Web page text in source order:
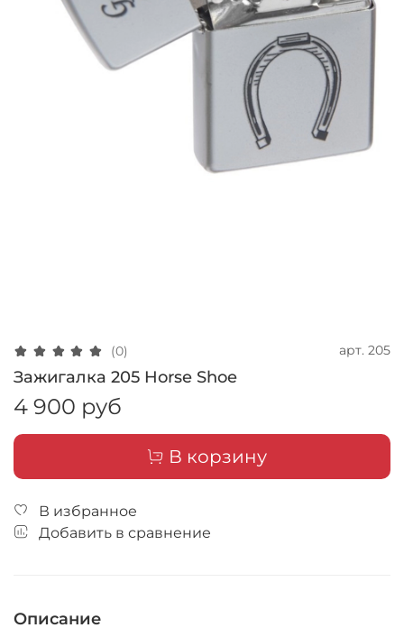
(0) арт. 205
Зажигалка 205 Horse Shoe
4 900 руб
В корзину
В избранное
Добавить в сравнение
Описание